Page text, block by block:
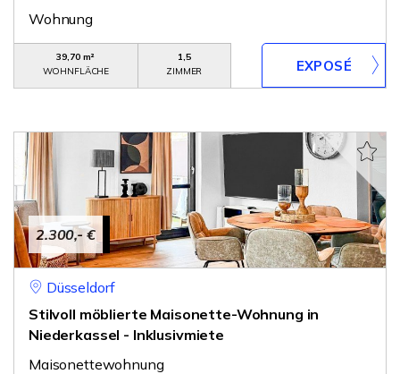
Wohnung
39,70 m²
WOHNFLÄCHE
1,5
ZIMMER
2.300,- €
Düsseldorf
Stilvoll möblierte Maisonette-Wohnung in
Niederkassel - Inklusivmiete
Maisonettewohnung